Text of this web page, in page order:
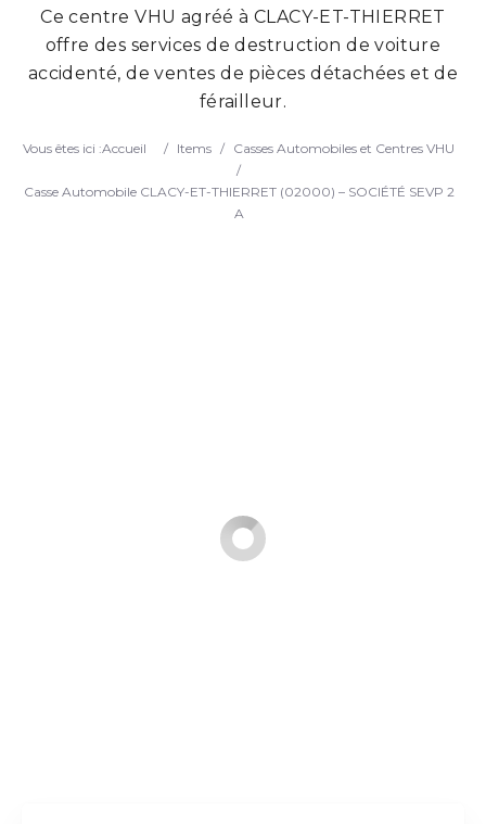
Search
Ce centre VHU agréé à CLACY-ET-THIERRET
offre des services de destruction de voiture
accidenté, de ventes de pièces détachées et de
férailleur.
Vous êtes ici :Accueil / Items / Casses Automobiles et Centres VHU
/
Casse Automobile CLACY-ET-THIERRET (02000) – SOCIÉTÉ SEVP 2
A